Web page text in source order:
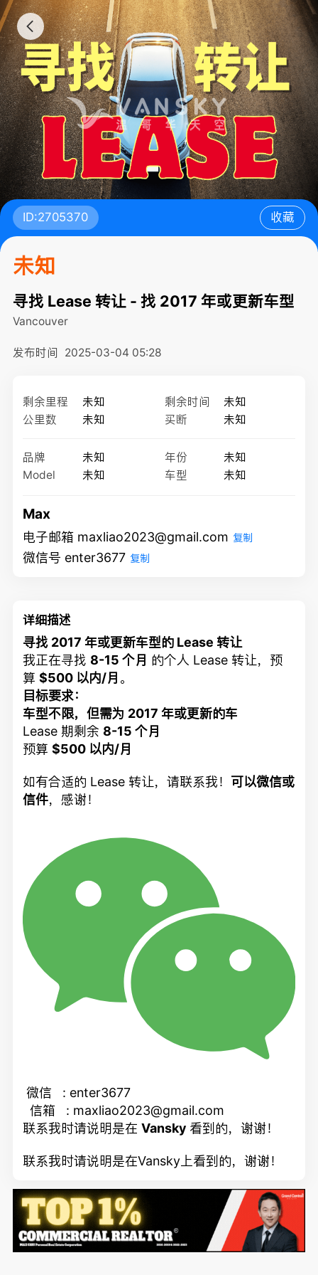
ID:2705370 收藏
未知
寻找 Lease 转让 - 找 2017 年或更新车型
Vancouver
发布时间 2025-03-04 05:28
剩余里程 未知 剩余时间
未知
公里数
未知 买断 未知
品牌 未知 年份
未知
Model
未知 车型 未知
Max
电子邮箱 maxliao2023@gmail.com 复制
微信号 enter3677 复制
详细描述
寻找 2017 年或更新车型的 Lease 转让
我正在寻找 8-15 个月 的个人 Lease 转让，预
算$500 以内/月 。
目标要求：
车型不限，但需为 2017 年或更新的车
Lease 期剩余 8-15 个月
预算$500 以内/月
如有合适的 Lease 转让，请联系我！ 可以微信或
信件，感谢！
微信 : enter3677
信箱 : maxliao2023@gmail.com
联系我时请说明是在Vansky 看到的，谢谢！
联系我时请说明是在Vansky上看到的，谢谢！